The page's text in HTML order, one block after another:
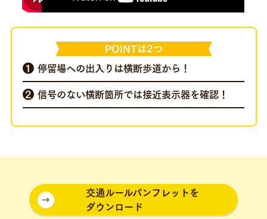
POINTは2つ
停留場への出入りは横断歩道から！
信号のない横断箇所では接近表示器を確認！
交通ルールパンフレットを
ダウンロード